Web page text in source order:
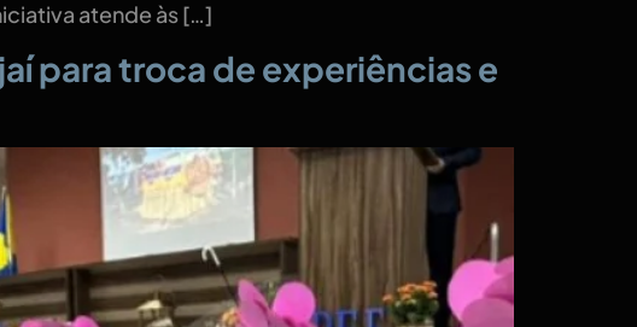
atende às […]
para troca de experiências e